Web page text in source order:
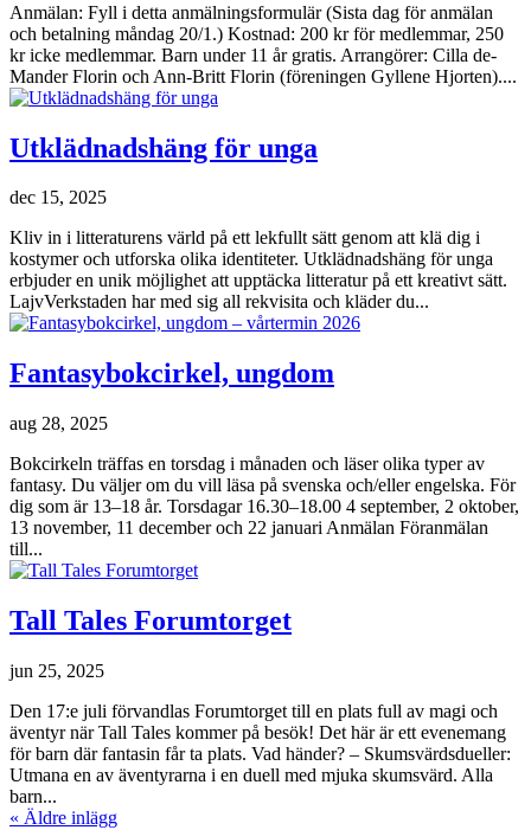
Anmälan: Fyll i detta anmälningsformulär (Sista dag för anmälan
och betalning måndag 20/1.) Kostnad: 200 kr för medlemmar, 250
kr icke medlemmar. Barn under 11 år gratis. Arrangörer: Cilla de-
Mander Florin och Ann-Britt Florin (föreningen Gyllene Hjorten)....
Utklädnadshäng för unga
dec 15, 2025
Kliv in i litteraturens värld på ett lekfullt sätt genom att klä dig i
kostymer och utforska olika identiteter. Utklädnadshäng för unga
erbjuder en unik möjlighet att upptäcka litteratur på ett kreativt sätt.
LajvVerkstaden har med sig all rekvisita och kläder du...
Fantasybokcirkel, ungdom
aug 28, 2025
Bokcirkeln träffas en torsdag i månaden och läser olika typer av
fantasy. Du väljer om du vill läsa på svenska och/eller engelska. För
dig som är 13–18 år. Torsdagar 16.30–18.00 4 september, 2 oktober,
13 november, 11 december och 22 januari Anmälan Föranmälan
till...
Tall Tales Forumtorget
jun 25, 2025
Den 17:e juli förvandlas Forumtorget till en plats full av magi och
äventyr när Tall Tales kommer på besök! Det här är ett evenemang
för barn där fantasin får ta plats. Vad händer? – Skumsvärdsdueller:
Utmana en av äventyrarna i en duell med mjuka skumsvärd. Alla
barn...
« Äldre inlägg